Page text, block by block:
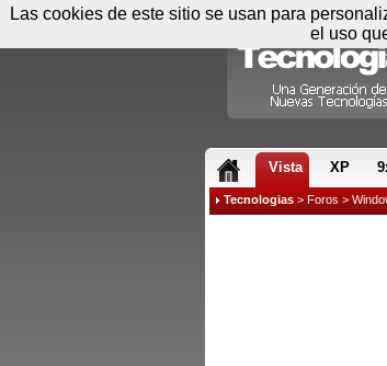
Vista XP
Tecnologias > Foros >
Las cookies de este sitio se usan para
el uso